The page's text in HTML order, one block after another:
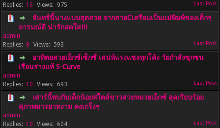
15
975
จันทร์นี้นางแบบสุดสวย จากสายCเตรียมเป็นแม่พิมพ์ของเด็กๆ
อารมณ์ดี น่ารักสดใส!!!
admin
8
593
อาทิตยสวยเอ็กซ์เซ็กซี่ เสน่ห์แรงแซงทุกโค้ง วัยกำลังซุกซน
เรือนร่างแท้ S-Curve
admin
10
693
เสาร์นี้พบกับเด็กน้อยสไตล์ขาวสวยหมวยเอ็กซ์ ลุคเรียบร้อย
สุภาพมารยาทงาม คงเกร็งๆ
admin
10
604